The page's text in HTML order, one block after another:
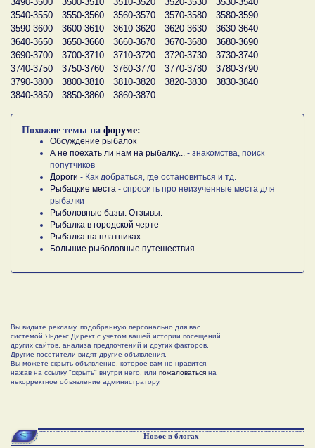
3540-3550
3550-3560 3560-3570 3570-3580
3580-3590
3590-3600
3600-3610 3610-3620 3620-3630
3630-3640
3640-3650
3650-3660 3660-3670 3670-3680
3680-3690
3690-3700
3700-3710 3710-3720 3720-3730
3730-3740
3740-3750
3750-3760 3760-3770 3770-3780
3780-3790
3790-3800
3800-3810 3810-3820 3820-3830
3830-3840
3840-3850
3850-3860 3860-3870
Похожие темы на форуме:
Обсуждение рыбалок
А не поехать ли нам на рыбалку...
- знакомства, поиск
попутчиков
Дороги - Как добраться, где остановиться и тд.
Рыбацкие места - спросить про неизученные места для
рыбалки
Рыболовные базы. Отзывы.
Рыбалка в городской черте
Рыбалка на платниках
Большие рыболовные путешествия
Вы видите рекламу, подобранную персонально для вас
системой Яндекс.Директ с учетом вашей истории посещений
других сайтов, анализа предпочтений и других факторов.
Другие посетители видят другие объявления.
Вы можете скрыть объявление, которое вам не нравится,
нажав на ссылку "скрыть" внутри него, или пожаловаться на
некорректное объявление администратору.
Новое в блогах